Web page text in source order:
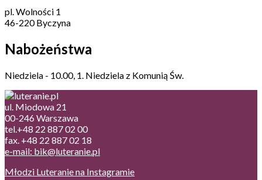
pl. Wolności 1
46-220 Byczyna
Nabożeństwa
Niedziela - 10.00, 1. Niedziela z Komunią Św.
ul. Miodowa 21
00-246 Warszawa
tel.+48 22 887 02 00
fax. +48 22 887 02 18
e-mail: bik@luteranie.pl
Młodzi Luteranie na Instagramie